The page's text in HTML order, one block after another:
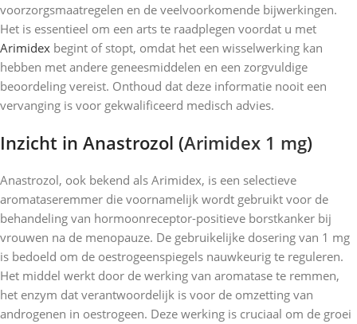
voorzorgsmaatregelen en de veelvoorkomende bijwerkingen.
Het is essentieel om een ​​arts te raadplegen voordat u met
Arimidex begint of stopt, omdat het een wisselwerking kan
hebben met andere geneesmiddelen en een zorgvuldige
beoordeling vereist. Onthoud dat deze informatie nooit een
vervanging is voor gekwalificeerd medisch advies.
Inzicht in Anastrozol (Arimidex 1 mg)
Anastrozol, ook bekend als Arimidex, is een selectieve
aromataseremmer die voornamelijk wordt gebruikt voor de
behandeling van hormoonreceptor-positieve borstkanker bij
vrouwen na de menopauze. De gebruikelijke dosering van 1 mg
is bedoeld om de oestrogeenspiegels nauwkeurig te reguleren.
Het middel werkt door de werking van aromatase te remmen,
het enzym dat verantwoordelijk is voor de omzetting van
androgenen in oestrogeen. Deze werking is cruciaal om de groei